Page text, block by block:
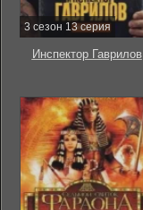
3 сезон 13 серия
Инспектор Гаврилов